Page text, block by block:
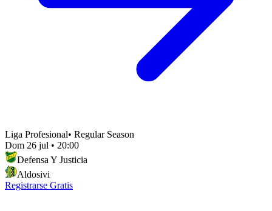
Liga Profesional• Regular Season
Dom 26 jul • 20:00
Defensa Y Justicia
Aldosivi
Registrarse Gratis